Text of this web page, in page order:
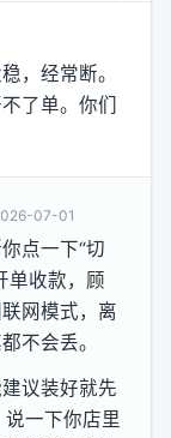
，经常断。
了单。你们
07-01
点一下“切
单收款，顾
网模式，离
不会丢。
议装好就先
一下你店里